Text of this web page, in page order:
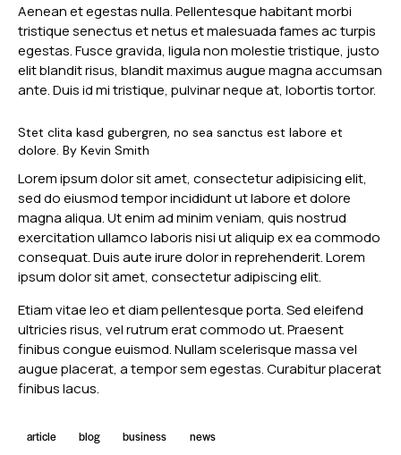
Aenean et egestas nulla. Pellentesque habitant morbi
tristique senectus et netus et malesuada fames ac turpis
egestas. Fusce gravida, ligula non molestie tristique, justo
elit blandit risus, blandit maximus augue magna accumsan
ante. Duis id mi tristique, pulvinar neque at, lobortis tortor.
Stet clita kasd gubergren, no sea sanctus est labore et
dolore. By Kevin Smith
Lorem ipsum dolor sit amet, consectetur adipisicing elit,
sed do eiusmod tempor incididunt ut labore et dolore
magna aliqua. Ut enim ad minim veniam, quis nostrud
exercitation ullamco laboris nisi ut aliquip ex ea commodo
consequat. Duis aute irure dolor in reprehenderit. Lorem
ipsum dolor sit amet, consectetur adipiscing elit.
Etiam vitae leo et diam pellentesque porta. Sed eleifend
ultricies risus, vel rutrum erat commodo ut. Praesent
finibus congue euismod. Nullam scelerisque massa vel
augue placerat, a tempor sem egestas. Curabitur placerat
finibus lacus.
article blog business news